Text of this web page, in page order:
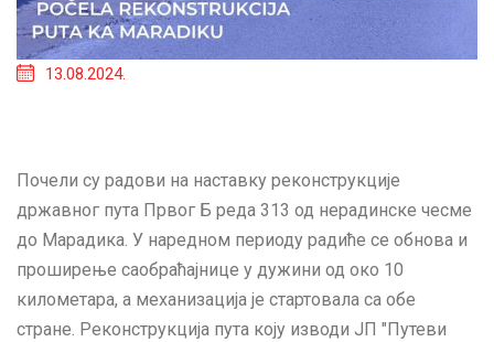
13.08.2024.
Почели су радови на наставку реконструкције
државног пута Првог Б реда 313 од нерадинске чесме
до Марадика. У наредном периоду радиће се обнова и
проширење саобраћајнице у дужини од око 10
километара, а механизација је стартовала са обе
стране. Реконструкција пута коју изводи ЈП "Путеви